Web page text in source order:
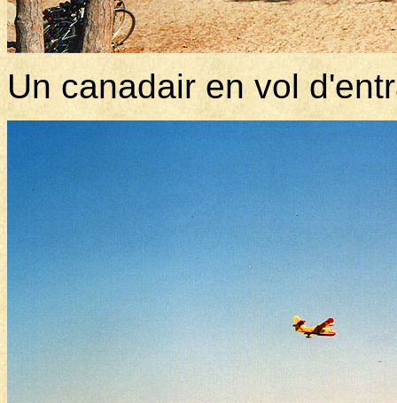
Un canadair en vol